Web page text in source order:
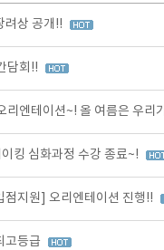
려상 공개!!
담회!!
엔테이션~! 올 여름은 우리
킹 심화과정 수강 종료~!
지원] 오리엔테이션 진행!!
고등급